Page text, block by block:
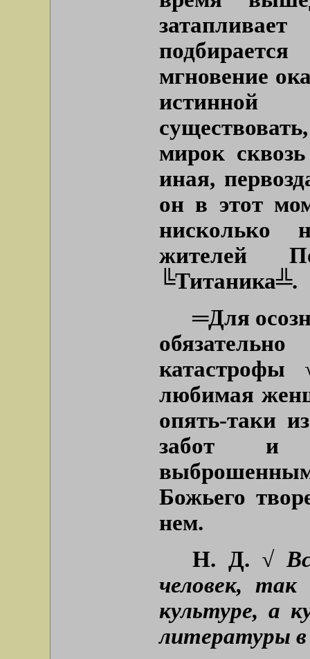
мгновение
истинной
мирок
иная,
он в этот
нисколько
жителей
╚Титаника╩.
═Для
катастрофы
любимая
опять-таки
забот и
Божьего
нем.
Н. Д. √
человек,
культуре, а
литературы